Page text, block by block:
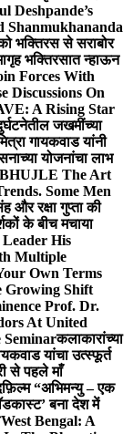
Deshpande’s
Shanmukhananda
भक्तिरस से सराबोर
भक्तिरसात न्हाऊन
Forces With
Discussions On
A Rising Star
जखमींच्या
गायकवाड यांनी
योजनांचा लाभ
The Art
Some Men
और रक्षा गुप्ता की
के बीच मचाया
Leader His
Multiple
Own Terms
Growing Shift
Prof. Dr.
At United
Seminarकलाकारांच्या
यांचा उत्स्फूर्त
से पहले माँ
फ़िल्म “अभिमन्यु – एक
बना देश में
West Bengal: A